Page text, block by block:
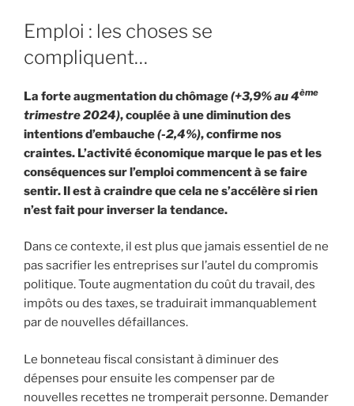
Emploi : les choses se
compliquent…
La forte augmentation du chômage(+3,9% au 4ème
trimestre 2024), couplée à une diminution des
intentions d’embauche(-2,4%), confirme nos
craintes. L’activité économique marque le pas et les
conséquences sur l’emploi commencent à se faire
sentir. Il est à craindre que cela ne s’accélère si rien
n’est fait pour inverser la tendance.
Dans ce contexte, il est plus que jamais essentiel de ne
pas sacrifier les entreprises sur l’autel du compromis
politique. Toute augmentation du coût du travail, des
impôts ou des taxes, se traduirait immanquablement
par de nouvelles défaillances.
Le bonneteau fiscal consistant à diminuer des
dépenses pour ensuite les compenser par de
nouvelles recettes ne tromperait personne. Demander